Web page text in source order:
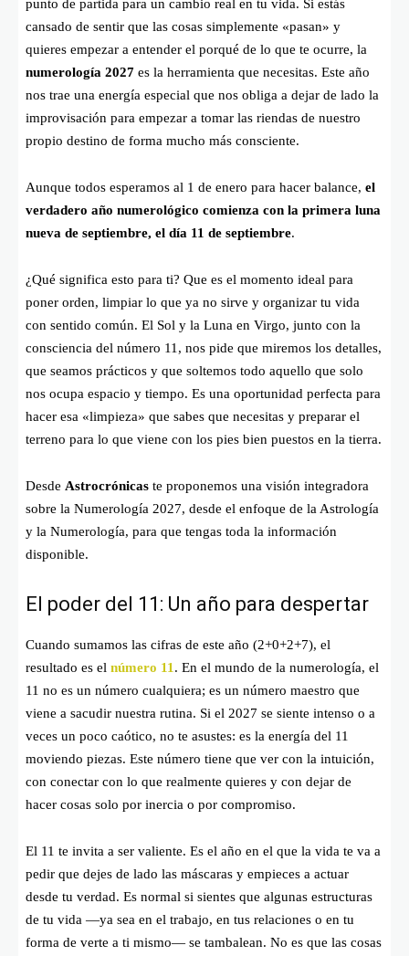
punto de partida para un cambio real en tu vida. Si estás
cansado de sentir que las cosas simplemente «pasan» y
quieres empezar a entender el porqué de lo que te ocurre, la
numerología 2027 es la herramienta que necesitas. Este año
nos trae una energía especial que nos obliga a dejar de lado la
improvisación para empezar a tomar las riendas de nuestro
propio destino de forma mucho más consciente.
Aunque todos esperamos al 1 de enero para hacer balance, el
verdadero año numerológico comienza con la primera luna
nueva de septiembre, el día 11 de septiembre.
¿Qué significa esto para ti? Que es el momento ideal para
poner orden, limpiar lo que ya no sirve y organizar tu vida
con sentido común. El Sol y la Luna en Virgo, junto con la
consciencia del número 11, nos pide que miremos los detalles,
que seamos prácticos y que soltemos todo aquello que solo
nos ocupa espacio y tiempo. Es una oportunidad perfecta para
hacer esa «limpieza» que sabes que necesitas y preparar el
terreno para lo que viene con los pies bien puestos en la tierra.
Desde Astrocrónicas te proponemos una visión integradora
sobre la Numerología 2027, desde el enfoque de la Astrología
y la Numerología, para que tengas toda la información
disponible.
El poder del 11: Un año para despertar
Cuando sumamos las cifras de este año (2+0+2+7), el
resultado es el número 11 . En el mundo de la numerología, el
11 no es un número cualquiera; es un número maestro que
viene a sacudir nuestra rutina. Si el 2027 se siente intenso o a
veces un poco caótico, no te asustes: es la energía del 11
moviendo piezas. Este número tiene que ver con la intuición,
con conectar con lo que realmente quieres y con dejar de
hacer cosas solo por inercia o por compromiso.
El 11 te invita a ser valiente. Es el año en el que la vida te va a
pedir que dejes de lado las máscaras y empieces a actuar
desde tu verdad. Es normal si sientes que algunas estructuras
de tu vida —ya sea en el trabajo, en tus relaciones o en tu
forma de verte a ti mismo— se tambalean. No es que las cosas